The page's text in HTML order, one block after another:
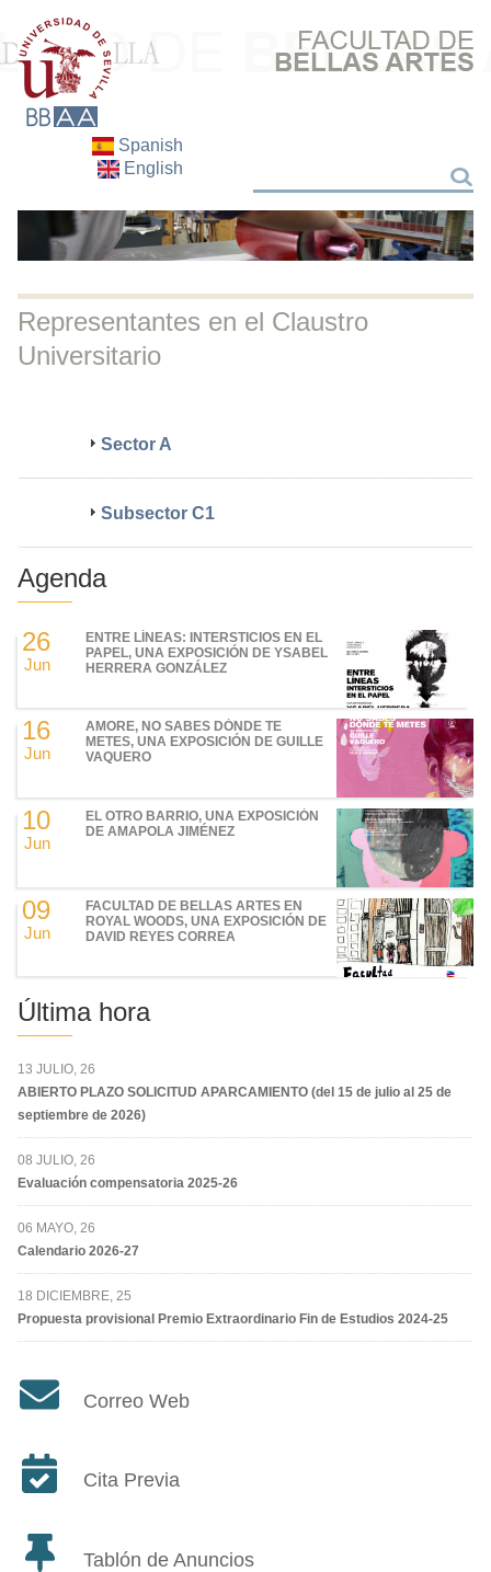
Spanish
English
Buscar
Representantes en el Claustro
Universitario
Sector A
Subsector C1
Agenda
26
Jun
ENTRE LÍNEAS: INTERSTICIOS EN EL
PAPEL, UNA EXPOSICIÓN DE YSABEL
HERRERA GONZÁLEZ
16
Jun
AMORE, NO SABES DÓNDE TE
METES, UNA EXPOSICIÓN DE GUILLE
VAQUERO
10
Jun
EL OTRO BARRIO, UNA EXPOSICIÓN
DE AMAPOLA JIMÉNEZ
09
Jun
FACULTAD DE BELLAS ARTES EN
ROYAL WOODS, UNA EXPOSICIÓN DE
DAVID REYES CORREA
Última hora
13 JULIO, 26
ABIERTO PLAZO SOLICITUD APARCAMIENTO (del 15 de julio al 25 de
septiembre de 2026)
08 JULIO, 26
Evaluación compensatoria 2025-26
06 MAYO, 26
Calendario 2026-27
18 DICIEMBRE, 25
Propuesta provisional Premio Extraordinario Fin de Estudios 2024-25
Correo Web
Cita Previa
Tablón de Anuncios